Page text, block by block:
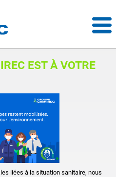
EST À VOTRE
liées à la situation sanitaire, nous